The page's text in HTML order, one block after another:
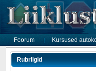
Foorum Kursused
Rubriigid